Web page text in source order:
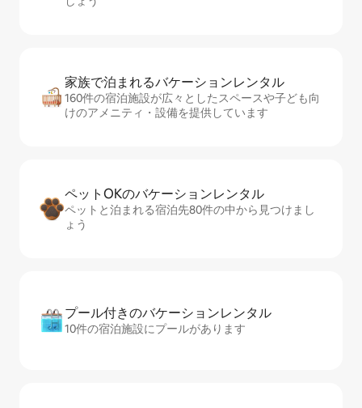
家族で泊まれるバ⁠ケ⁠ー⁠シ⁠ョ⁠ンレ⁠ン⁠タ⁠ル
160件の宿泊施設が広々としたスペースや子ども向
けのアメニティ・設備を提供しています
ペットOKのバ⁠ケ⁠ー⁠シ⁠ョ⁠ンレ⁠ン⁠タ⁠ル
ペットと泊まれる宿泊先80件の中から見つけまし
ょう
プール付きのバ⁠ケ⁠ー⁠シ⁠ョ⁠ンレ⁠ン⁠タ⁠ル
10件の宿泊施設にプールがあります